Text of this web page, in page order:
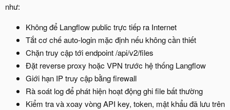
như:​
Không để Langflow public trực tiếp ra Internet​
Tắt cơ chế auto-login mặc định nếu không cần thiết​
Chặn truy cập tới endpoint /api/v2/files​
Đặt reverse proxy hoặc VPN trước hệ thống Langflow​
Giới hạn IP truy cập bằng firewall​
Rà soát log để phát hiện hoạt động ghi file bất thường​
Kiểm tra và xoay vòng API key, token, mật khẩu đã lưu trên